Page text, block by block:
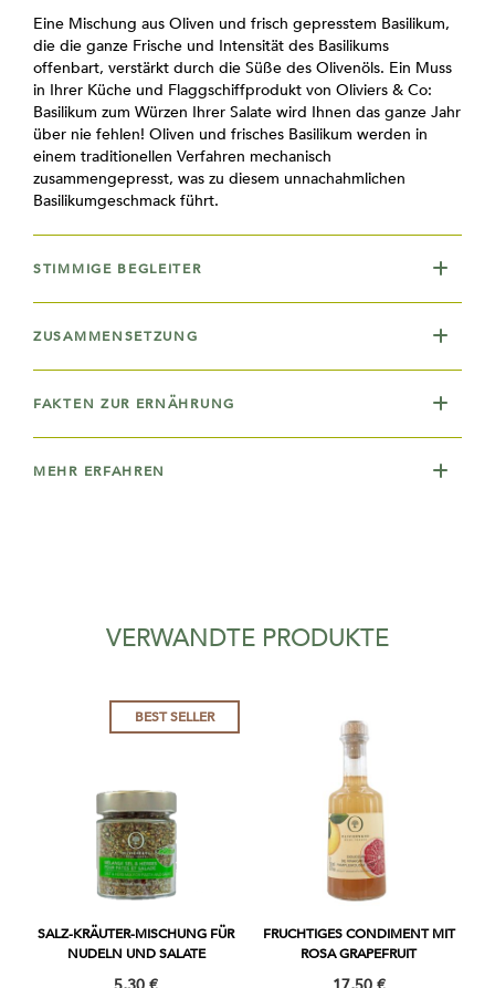
Eine Mischung aus Oliven und frisch gepresstem Basilikum,
die die ganze Frische und Intensität des Basilikums
offenbart, verstärkt durch die Süße des Olivenöls. Ein Muss
in Ihrer Küche und Flaggschiffprodukt von Oliviers & Co:
Basilikum zum Würzen Ihrer Salate wird Ihnen das ganze Jahr
über nie fehlen! Oliven und frisches Basilikum werden in
einem traditionellen Verfahren mechanisch
zusammengepresst, was zu diesem unnachahmlichen
Basilikumgeschmack führt.
STIMMIGE BEGLEITER
ZUSAMMENSETZUNG
FAKTEN ZUR ERNÄHRUNG
MEHR ERFAHREN
VERWANDTE PRODUKTE
BEST SELLER
SALZ-KRÄUTER-MISCHUNG FÜR
NUDELN UND SALATE
FRUCHTIGES CONDIMENT MIT
ROSA GRAPEFRUIT